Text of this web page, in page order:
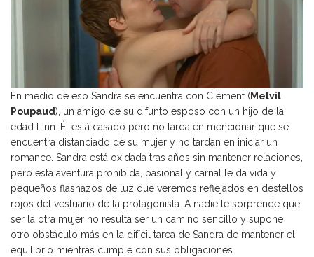
En medio de eso Sandra se encuentra con Clément (Melvil
Poupaud), un amigo de su difunto esposo con un hijo de la
edad Linn. Él está casado pero no tarda en mencionar que se
encuentra distanciado de su mujer y no tardan en iniciar un
romance. Sandra está oxidada tras años sin mantener relaciones,
pero esta aventura prohibida, pasional y carnal le da vida y
pequeños flashazos de luz que veremos reflejados en destellos
rojos del vestuario de la protagonista. A nadie le sorprende que
ser la otra mujer no resulta ser un camino sencillo y supone
otro obstáculo más en la difícil tarea de Sandra de mantener el
equilibrio mientras cumple con sus obligaciones.